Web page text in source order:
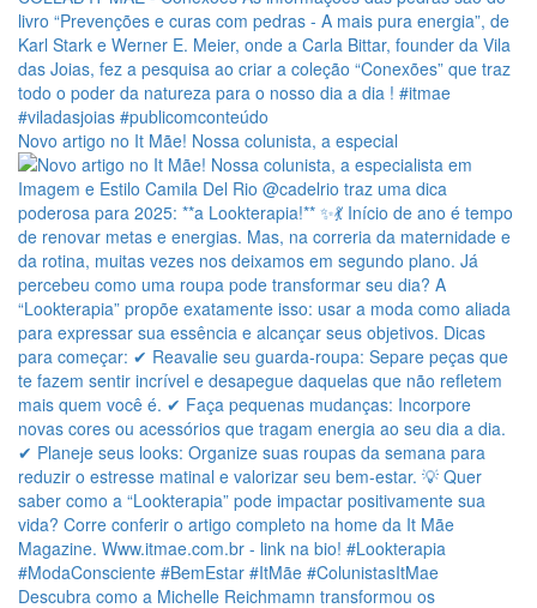
Novo artigo no It Mãe! Nossa colunista, a especial
Descubra como a Michelle Reichmamn transformou os